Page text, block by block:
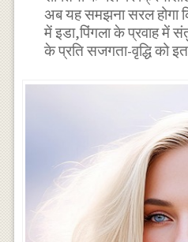
अब यह समझना सरल होगा
में इडा,पिंगला के प्रवाह में
के प्रति सजगता-वृद्धि को